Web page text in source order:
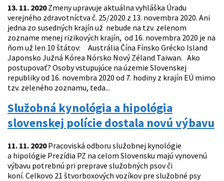
13. 11. 2020Zmeny upravuje aktuálna vyhláška Úradu
verejného zdravotníctva č. 25/2020 z 13. novembra 2020. Ani
jedna zo susedných krajín už nebude na tzv. zelenom
zozname menej rizikových krajín, od 16. novembra 2020 je na
ňom už len 10 štátov: Austrália Čína Fínsko Grécko Island
Japonsko Južná Kórea Nórsko Nový Zéland Taiwan. Ako
postupovať? Osoby vstupujúce na územie Slovenskej
republiky od 16. novembra 2020 od 7. hodiny z krajín EÚ mimo
tzv. zeleného zoznamu, teda...
Služobná kynológia a hipológia
slovenskej polície dostala novú výbavu
11. 11. 2020Pracoviská odboru služobnej kynológie
a hipológie Prezídia PZ na celom Slovensku majú vynovenú
výbavu potrebnú pri preprave služobných psov či
koní. Celkovo 21 štvorboxových vozíkov pre služobné psy